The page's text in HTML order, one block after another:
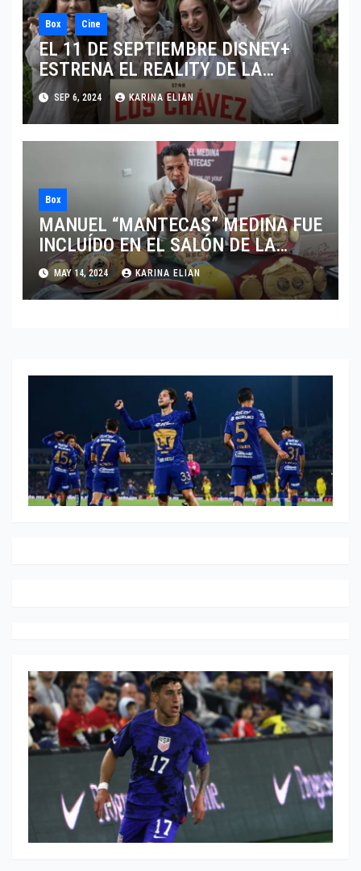
Box Cine
EL 11 DE SEPTIEMBRE DISNEY+
ESTRENA EL REALITY DE LA
LEYENDA DEL BOXEO MEXICANO
“LOS CHÁVEZ”
SEP 6, 2024 KARINA ELIAN
Box
MANUEL “MANTECAS” MEDINA FUE
INCLUÍDO EN EL SALÓN DE LA
FAMA DEL BOXEO
MAY 14, 2024 KARINA ELIAN